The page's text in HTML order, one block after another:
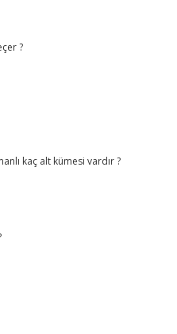
?
kaç alt kümesi vardır ?